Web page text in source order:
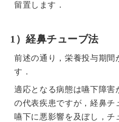
留置します．
1）経鼻チューブ法
前述の通り，栄養投与期間
す．
適応となる病態は嚥下障害
の代表疾患ですが，経鼻チ
嚥下に悪影響を及ぼし，チ